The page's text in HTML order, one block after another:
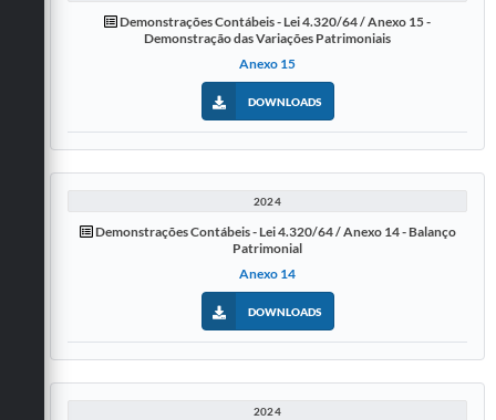
Demonstrações Contábeis - Lei 4.320/64 / Anexo 15 -
Demonstração das Variações Patrimoniais
Anexo 15
DOWNLOADS
2024
Demonstrações Contábeis - Lei 4.320/64 / Anexo 14 - Balanço
Patrimonial
Anexo 14
DOWNLOADS
2024